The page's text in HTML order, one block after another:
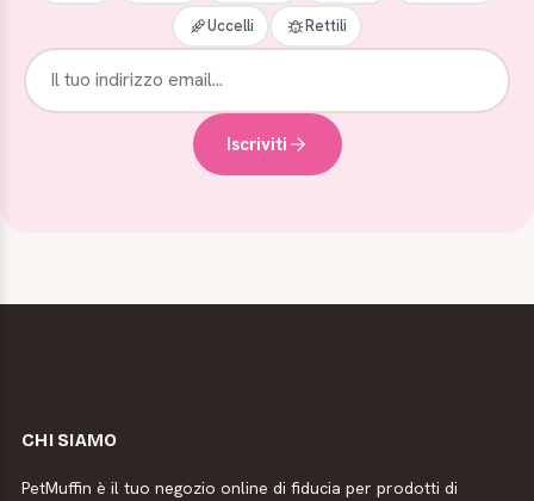
Uccelli Rettili
Iscriviti
CHI SIAMO
PetMuffin è il tuo negozio online di fiducia per prodotti di